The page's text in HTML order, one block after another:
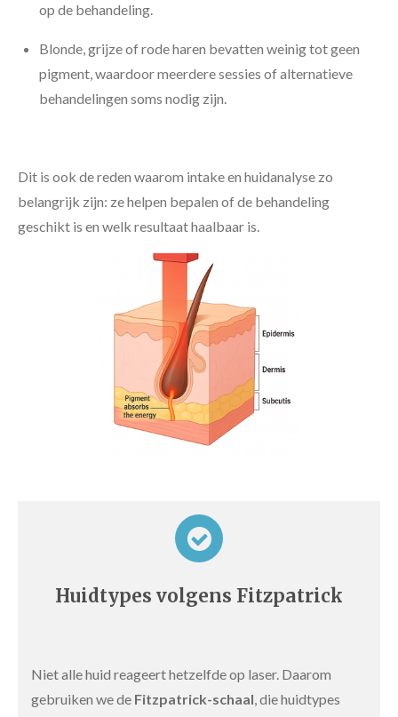
op de behandeling.
Blonde, grijze of rode haren bevatten weinig tot geen
pigment, waardoor meerdere sessies of alternatieve
behandelingen soms nodig zijn.
Dit is ook de reden waarom intake en huidanalyse zo
belangrijk zijn: ze helpen bepalen of de behandeling
geschikt is en welk resultaat haalbaar is.
Huidtypes volgens Fitzpatrick
Niet alle huid reageert hetzelfde op laser. Daarom
gebruiken we de Fitzpatrick-schaal, die huidtypes